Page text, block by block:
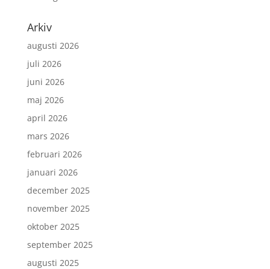
Arkiv
augusti 2026
juli 2026
juni 2026
maj 2026
april 2026
mars 2026
februari 2026
januari 2026
december 2025
november 2025
oktober 2025
september 2025
augusti 2025